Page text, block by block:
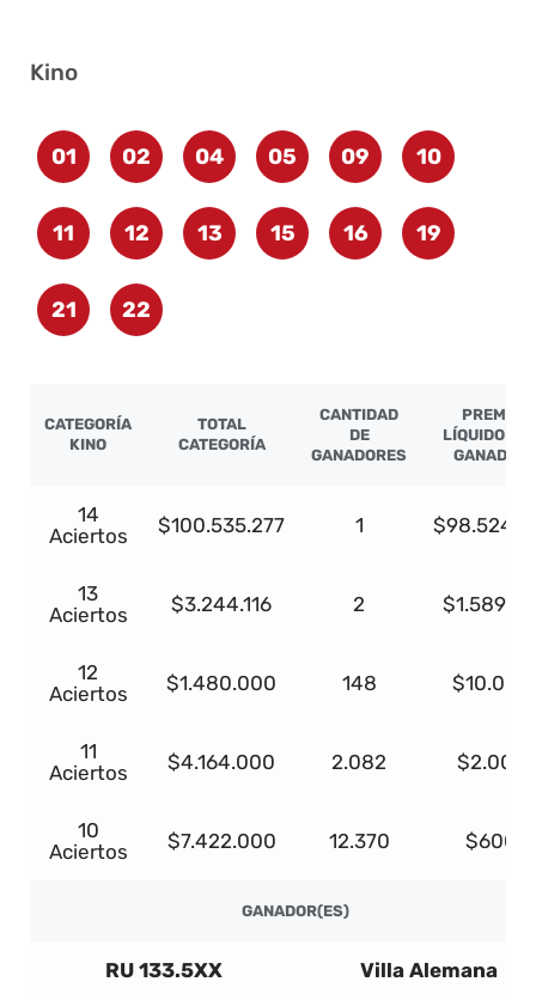
Kino
01 02 04 05 09 10
11 12 13 15 16 19
21 22
CATEGORÍA
KINO
TOTAL
CATEGORÍA
CANTIDAD
DE
GANADORES
PREMIO
LÍQUIDO
GANADOR
14
Aciertos
$100.535.277 1
13
Aciertos
$3.244.116 2
12
Aciertos
$1.480.000 148 $10.000
11
Aciertos
$4.164.000 2.082 $2.000
10
Aciertos
$7.422.000 12.370 $600
GANADOR(ES)
RU 133.5XX Villa Alemana